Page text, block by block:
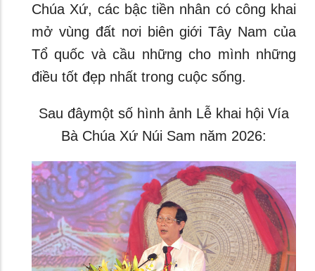
Chúa Xứ, các bậc tiền nhân có công khai
mở vùng đất nơi biên giới Tây Nam của
Tổ quốc và cầu những cho mình những
điều tốt đẹp nhất trong cuộc sống.
Sau đâymột số hình ảnh Lễ khai hội Vía
Bà Chúa Xứ Núi Sam năm 2026: